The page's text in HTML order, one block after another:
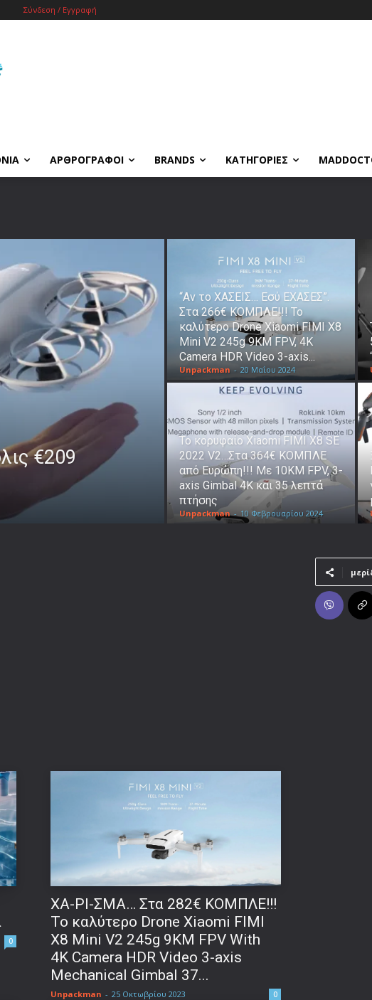
Σύνδεση / Εγγραφή
ΑΡΘΡΟΓΡΑΦΟΙ BRANDS ΚΑΤΗΓΟΡΙΕΣ
€209
“Αν το ΧΑΣΕΙΣ… Εσύ ΕΧΑΣΕΣ”.
Στα 266€ ΚΟΜΠΛΕ!!! Το
καλύτερο Drone Xiaomi FIMI X8
Mini V2 245g 9KM FPV, 4K
Camera HDR Video 3-axis...
Unpackman - 20 Μαΐου 2024
Το κορυφαίο Xiaomi FIMI X8 SE
2022 V2…Στα 364€ ΚΟΜΠΛΕ
από Ευρώπη!!! Με 10KM FPV, 3-
axis Gimbal 4K και 35 λεπτά
πτήσης
Unpackman - 10 Φεβρουαρίου 2024
0
ΧΑ-ΡΙ-ΣΜΑ… Στα 282€ ΚΟΜΠΛΕ!!!
Το καλύτερο Drone Xiaomi FIMI
X8 Mini V2 245g 9KM FPV With
4K Camera HDR Video 3-axis
Mechanical Gimbal 37...
Unpackman - 25 Οκτωβρίου 2023 0